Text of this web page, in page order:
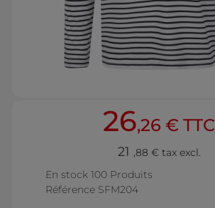
26,26 € TTC
21 ,88 € tax excl.
En stock 100 Produits
Référence SFM204